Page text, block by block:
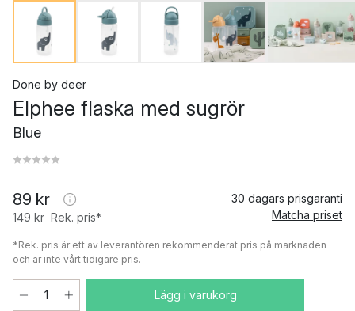
Done by deer
Elphee flaska med sugrör
Blue
89 kr
149 kr Rek. pris*
30 dagars prisgaranti
Matcha priset
*Rek. pris är ett av leverantören rekommenderat pris på marknaden
och är inte vårt tidigare pris.
Lägg i varukorg